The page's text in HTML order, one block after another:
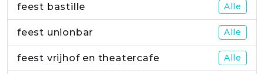
feest bastille Alle
feest unionbar Alle
feest vrijhof en theatercafe Alle